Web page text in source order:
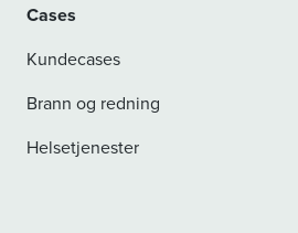
Cases
Kundecases
Brann og redning
Helsetjenester